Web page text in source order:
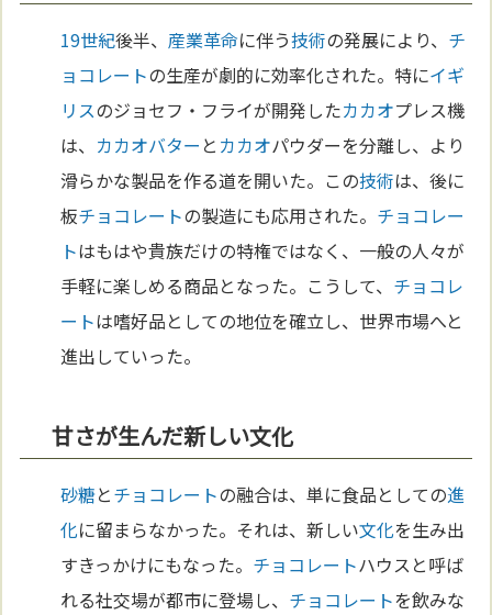
19世紀後半、 産業革命に伴う技術の発展により、 チ
ョコレートの生産が劇的に効率化された。特にイギ
リスのジョセフ・フライが開発したカカオプレス機
は、 カカオバター と カカオパウダーを分離し、より
滑らかな製品を作る道を開いた。この技術は、後に
板チョコレートの製造にも応用された。 チョコレー
トはもはや貴族だけの特権ではなく、一般の人々が
手軽に楽しめる商品となった。こうして、 チョコレ
ートは嗜好品としての地位を確立し、世界市場へと
進出していった。
甘さが生んだ新しい文化
砂糖とチョコレートの融合は、単に食品としての進
化に留まらなかった。それは、新しい文化を生み出
すきっかけにもなった。 チョコレートハウスと呼ば
れる社交場が都市に登場し、 チョコレートを飲みな